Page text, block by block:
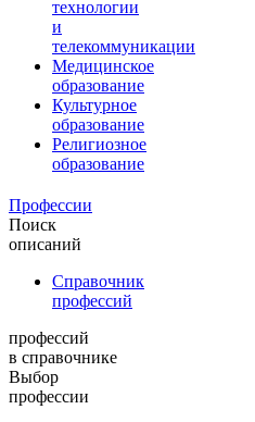
технологии
и
телекоммуникации
Медицинское
образование
Культурное
образование
Религиозное
образование
Профессии
Поиск
описаний
Справочник
профессий
профессий
в справочнике
Выбор
профессии